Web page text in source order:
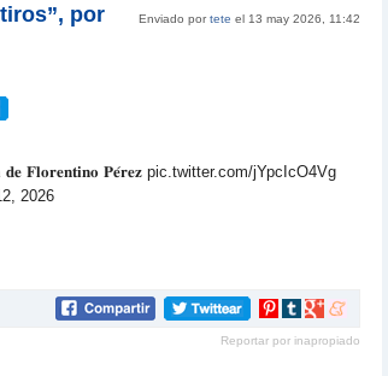
Enviado portete el 13 may 2026, 11:42
por
𝐅𝐥𝐨𝐫𝐞𝐧𝐭𝐢𝐧𝐨 𝐏𝐞́𝐫𝐞𝐳 pic.twitter.com/jYpcIcO4Vg
2026
Compartir
Pinterest
Compartir
tumblr
Compartir
Google+
Compartir
meneame
Reportar por inapropiado